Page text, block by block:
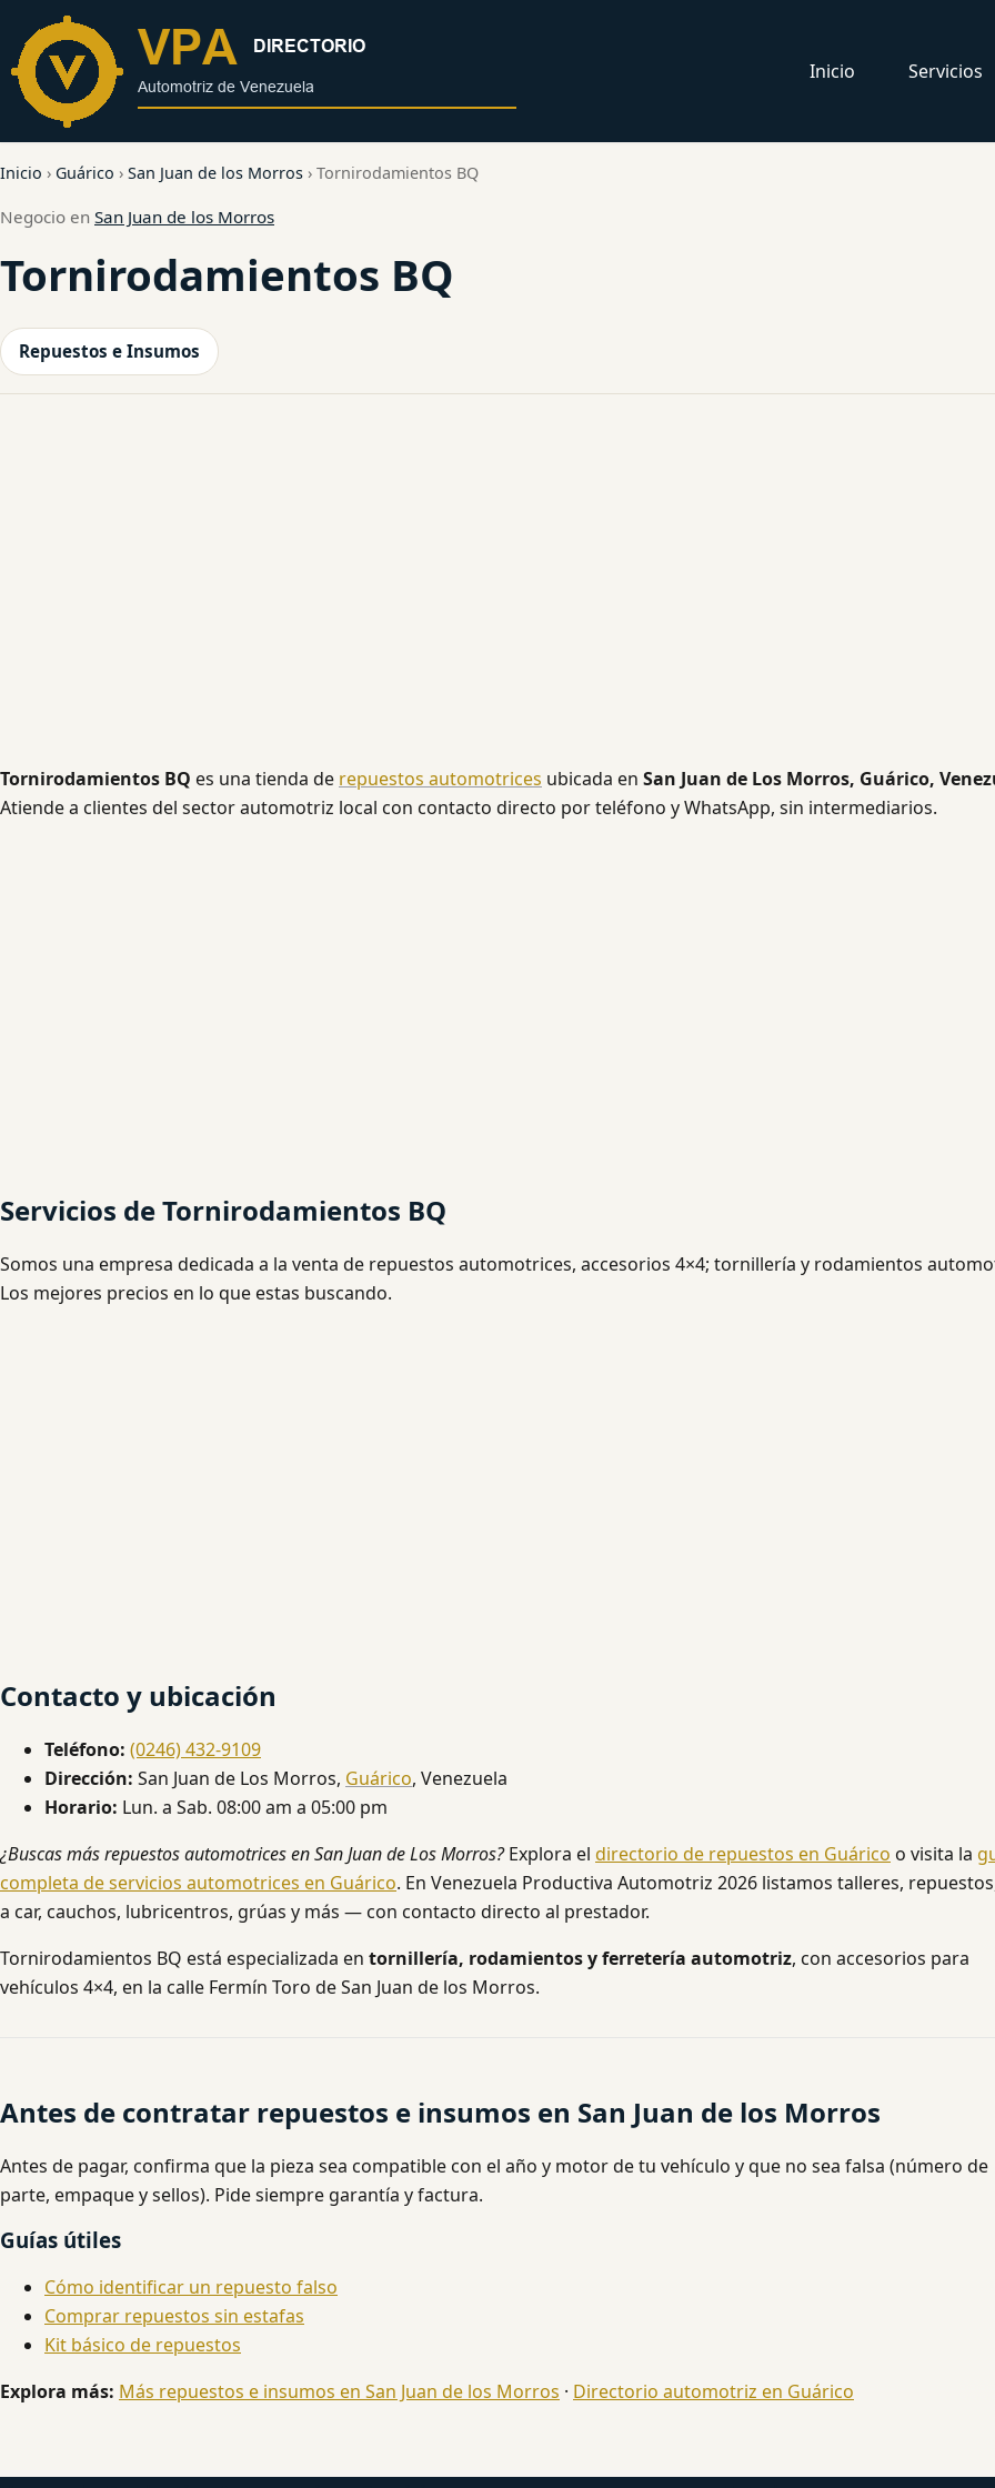
contenido
Inicio
Servicios
Inicio › Guárico › San Juan de los Morros › Tornirodamientos BQ
Negocio en San Juan de los Morros
Tornirodamientos BQ
Repuestos e Insumos
Tornirodamientos BQ es una tienda de repuestos automotrices ubicada en San Juan de Los Morros, Guárico,
Atiende a clientes del sector automotriz local con contacto directo por teléfono y WhatsApp, sin intermediarios.
Servicios de Tornirodamientos BQ
Somos una empresa dedicada a la venta de repuestos automotrices, accesorios 4×4; tornillería y rodamientos
Los mejores precios en lo que estas buscando.
Contacto y ubicación
Teléfono: (0246) 432-9109
Dirección: San Juan de Los Morros, Guárico, Venezuela
Horario: Lun. a Sab. 08:00 am a 05:00 pm
¿Buscas más repuestos automotrices en San Juan de Los Morros?Explora el directorio de repuestos en Guárico o visita la
completa de servicios automotrices en Guárico. En Venezuela Productiva Automotriz 2026 listamos talleres,
a car, cauchos, lubricentros, grúas y más — con contacto directo al prestador.
Tornirodamientos BQ está especializada en tornillería, rodamientos y ferretería automotriz, con accesorios para
vehículos 4×4, en la calle Fermín Toro de San Juan de los Morros.
Antes de contratar repuestos e insumos en San Juan de los Morros
Antes de pagar, confirma que la pieza sea compatible con el año y motor de tu vehículo y que no sea falsa (número de
parte, empaque y sellos). Pide siempre garantía y factura.
Guías útiles
Cómo identificar un repuesto falso
Comprar repuestos sin estafas
Kit básico de repuestos
Explora más: Más repuestos e insumos en San Juan de los Morros · Directorio automotriz en Guárico